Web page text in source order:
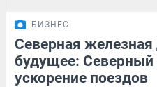
БИЗНЕС
Северная
будущее:
ускорение поездов